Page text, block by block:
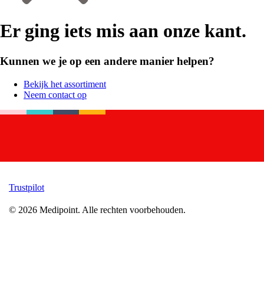
Er ging iets mis aan onze kant.
Kunnen we je op een andere manier helpen?
Bekijk het assortiment
Neem contact op
Trustpilot
© 2026 Medipoint. Alle rechten voorbehouden.